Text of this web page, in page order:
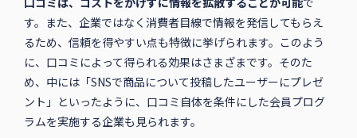
す。また、企業ではなく消費者目線で情報を発信してもらえ
るため、信頼を得やすい点も特徴に挙げられます。このよう
に、口コミによって得られる効果はさまざまです。そのた
め、中には「SNSで商品について投稿したユーザーにプレゼ
ント」といったように、口コミ自体を条件にした会員プログ
ラムを実施する企業も見られます。